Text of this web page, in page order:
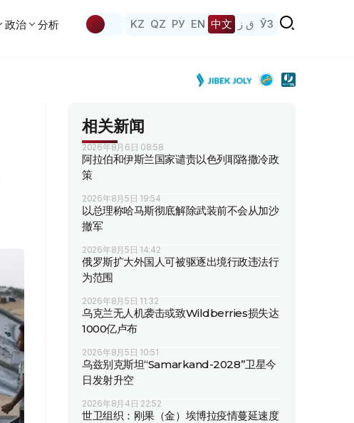
政治 分析 KZ QZ РУ EN 中文 ق ز ЎЗ
相关新闻
2026年8月6日 08:58
阿拉伯和伊斯兰国家谴责以色列耶路撒冷政
策
2026年8月5日 19:54
以总理称哈马斯彻底解除武装前不会从加沙
撤军
2026年8月5日 14:42
俄罗斯扩大外国人可被驱逐出境行政违法行
为范围
2026年8月5日 11:32
乌克兰无人机袭击或致Wildberries损失达
1000亿卢布
2026年8月5日 10:51
乌兹别克斯坦“Samarkand-2028”卫星今
日发射升空
2026年8月4日 22:52
世卫组织：刚果（金）埃博拉疫情蔓延速度